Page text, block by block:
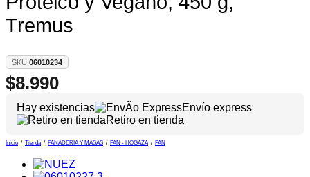
Tremus
SKU:06010234
$8.990
Hay existencias
Envío express
Retiro en tienda
Inicio / Tienda / PANADERIA Y MASAS / PAN - HOGAZA / PAN